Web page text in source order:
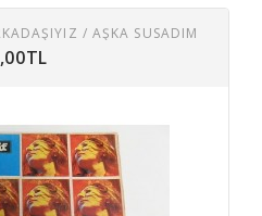
/ AŞKA SUSADIM